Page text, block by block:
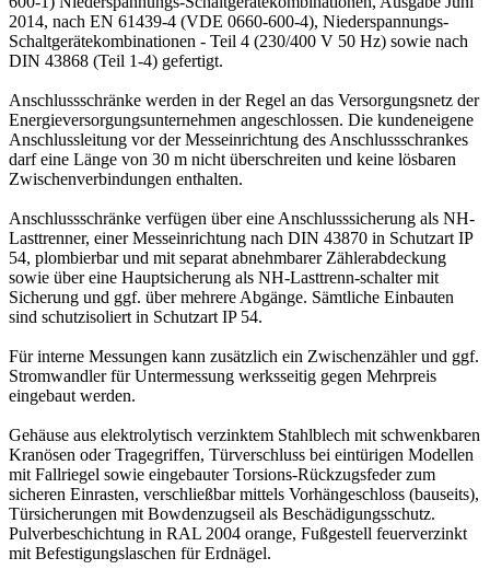
2014, nach EN 61439-4 (VDE 0660-600-4), Niederspannungs-
Schaltgerätekombinationen - Teil 4 (230/400 V 50 Hz) sowie nach
DIN 43868 (Teil 1-4) gefertigt.
Anschlussschränke werden in der Regel an das Versorgungsnetz der
Energieversorgungsunternehmen angeschlossen. Die kundeneigene
Anschlussleitung vor der Messeinrichtung des Anschlussschrankes
darf eine Länge von 30 m nicht überschreiten und keine lösbaren
Zwischenverbindungen enthalten.
Anschlussschränke verfügen über eine Anschlusssicherung als NH-
Lasttrenner, einer Messeinrichtung nach DIN 43870 in Schutzart IP
54, plombierbar und mit separat abnehmbarer Zählerabdeckung
sowie über eine Hauptsicherung als NH-Lasttrenn-schalter mit
Sicherung und ggf. über mehrere Abgänge. Sämtliche Einbauten
sind schutzisoliert in Schutzart IP 54.
Für interne Messungen kann zusätzlich ein Zwischenzähler und ggf.
Stromwandler für Untermessung werksseitig gegen Mehrpreis
eingebaut werden.
Gehäuse aus elektrolytisch verzinktem Stahlblech mit schwenkbaren
Kranösen oder Tragegriffen, Türverschluss bei eintürigen Modellen
mit Fallriegel sowie eingebauter Torsions-Rückzugsfeder zum
sicheren Einrasten, verschließbar mittels Vorhängeschloss (bauseits),
Türsicherungen mit Bowdenzugseil als Beschädigungsschutz.
Pulverbeschichtung in RAL 2004 orange, Fußgestell feuerverzinkt
mit Befestigungslaschen für Erdnägel.